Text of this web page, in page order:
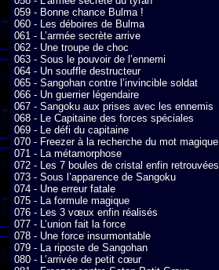
059 - Bonne chance Bulma !
060 - Les déboires de Bulma
061 - L’armée secrète arrive
062 - Une troupe de choc
063 - Sous le pouvoir de l’ennemi
064 - Un souffle destructeur
065 - Sangohan contre l’invincible soldat
066 - Un guerrier légendaire
067 - Sangoku aux prises avec les ennemis
068 - Le Capitaine des forces spéciales
069 - Le défi du capitaine
070 - Freezer à la recherche du mot magique
071 - La métamorphose
072 - Les 7 boules de cristal enfin retrouvées
073 - Sous l’apparence de Sangoku
074 - Une erreur fatale
075 - La formule magique
076 - Les 3 vœux enfin réalisés
077 - L’union fait la force
078 - Une force insurmontable
079 - La riposte de Sangohan
080 - L’arrivée de petit cœur